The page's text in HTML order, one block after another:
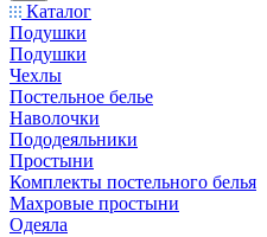
Каталог
Подушки
Подушки
Чехлы
Постельное белье
Наволочки
Пододеяльники
Простыни
Комплекты постельного белья
Махровые простыни
Одеяла